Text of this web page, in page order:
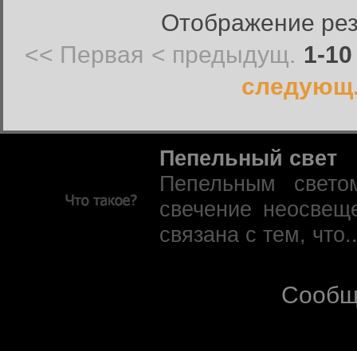
Отображение
<< Первая < предыдущ. 1-10
Пепельный свет
Пепельным
свечение
связана с тем,